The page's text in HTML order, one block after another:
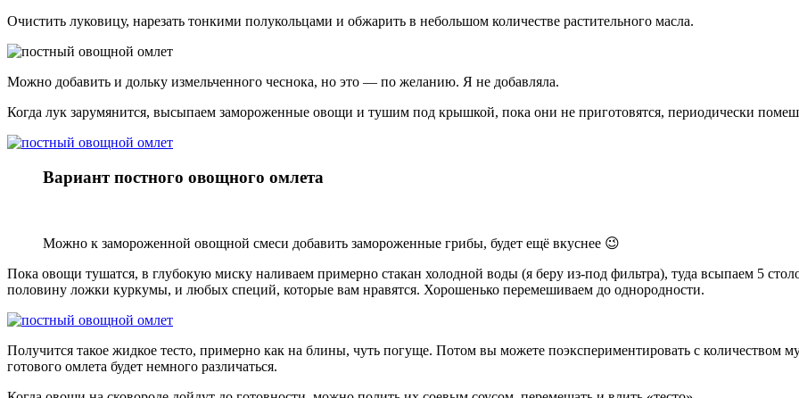
Очистить луковицу, нарезать тонкими полукольцами и обжарить в небольшом количестве растительного масла.
Можно добавить и дольку измельченного чеснока, но это — по желанию. Я не добавляла.
Когда лук зарумянится, высыпаем замороженные овощи и тушим под крышкой, пока они не приготовятся, периодически
Вариант постного овощного омлета
Можно к замороженной овощной смеси добавить замороженные грибы, будет ещё вкуснее 😉
Пока овощи тушатся, в глубокую миску наливаем примерно стакан холодной воды (я беру из-под фильтра), туда всыпаем 5
половину ложки куркумы, и любых специй, которые вам нравятся. Хорошенько перемешиваем до однородности.
Получится такое жидкое тесто, примерно как на блины, чуть погуще. Потом вы можете поэкспериментировать с количеством
готового омлета будет немного различаться.